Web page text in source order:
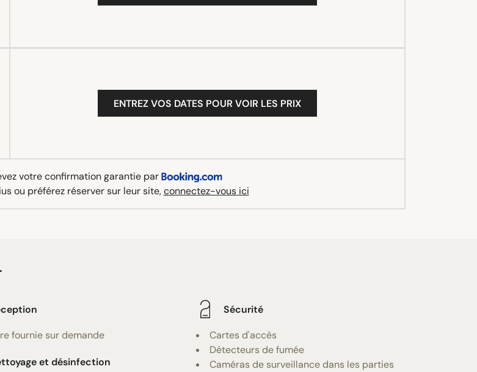
ENTREZ VOS DATES POUR VOIR LES PRIX
votre confirmation garantie par
ou préférez réserver sur leur site,connectez-vous ici
fournie sur demande
et désinfection
Sécurité
Cartes d'accès
Détecteurs de fumée
Caméras de surveillance dans les parties